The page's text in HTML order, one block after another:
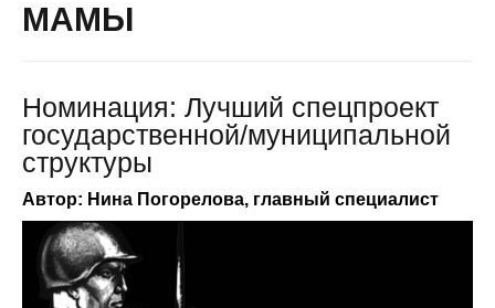
МАМЫ
Номинация: Лучший спецпроект
государственной/муниципальной
структуры
Автор: Нина Погорелова, главный специалист